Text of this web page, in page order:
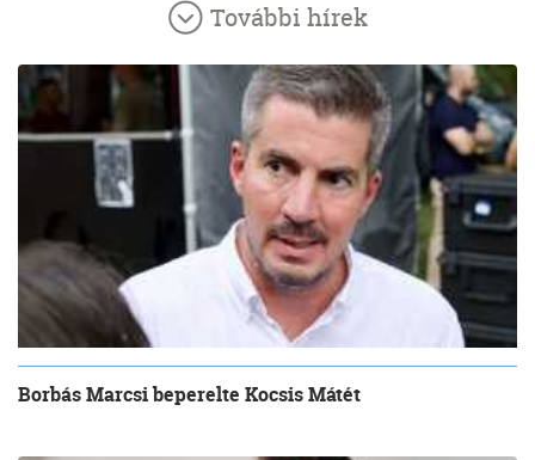
További hírek
Borbás Marcsi beperelte Kocsis Mátét